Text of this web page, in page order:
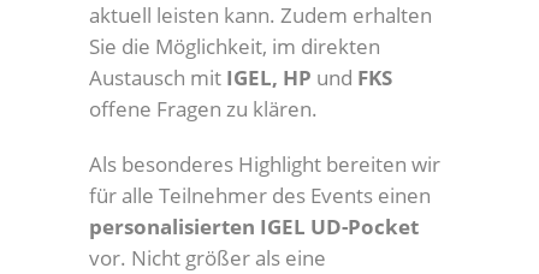
aktuell leisten kann. Zudem erhalten
Sie die Möglichkeit, im direkten
Austausch mit IGEL, HP und FKS
offene Fragen zu klären.
Als besonderes Highlight bereiten wir
für alle Teilnehmer des Events einen
personalisierten IGEL UD-Pocket
vor. Nicht größer als eine